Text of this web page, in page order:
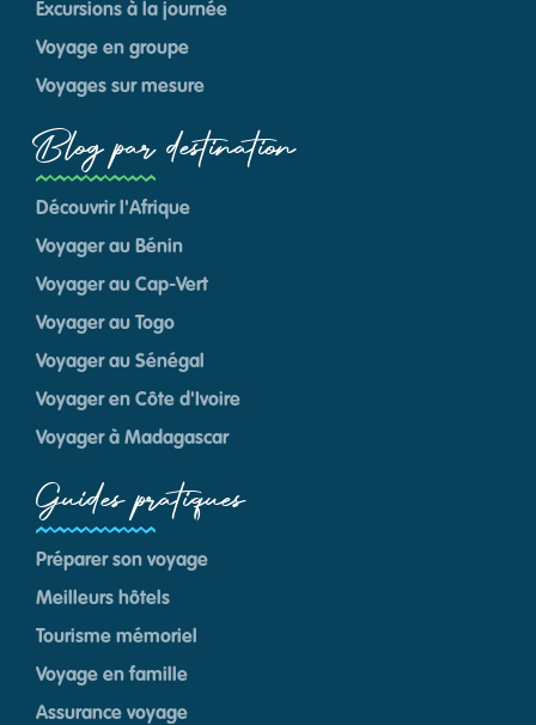
Excursions à la journée
Voyage en groupe
Voyages sur mesure
Blog par destination
Découvrir l'Afrique
Voyager au Bénin
Voyager au Cap-Vert
Voyager au Togo
Voyager au Sénégal
Voyager en Côte d'Ivoire
Voyager à Madagascar
Guides pratiques
Préparer son voyage
Meilleurs hôtels
Tourisme mémoriel
Voyage en famille
Assurance voyage